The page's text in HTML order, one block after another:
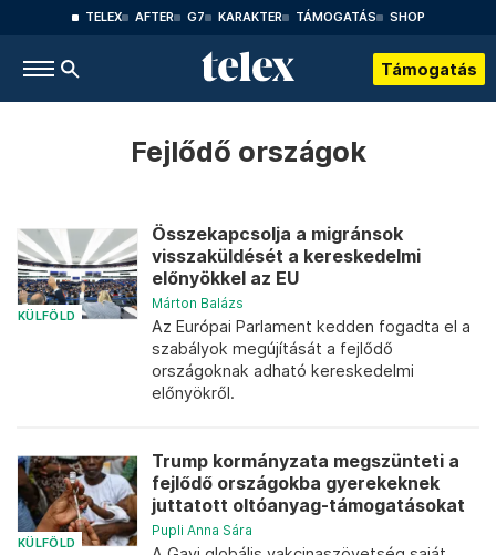
TELEX AFTER G7 KARAKTER TÁMOGATÁS SHOP
Támogatás
Fejlődő országok
KÜLFÖLD
Összekapcsolja a migránsok
visszaküldését a kereskedelmi
előnyökkel az EU
Márton Balázs
Az Európai Parlament kedden fogadta el a
szabályok megújítását a fejlődő
országoknak adható kereskedelmi
előnyökről.
KÜLFÖLD
Trump kormányzata megszünteti a
fejlődő országokba gyerekeknek
juttatott oltóanyag-támogatásokat
Pupli Anna Sára